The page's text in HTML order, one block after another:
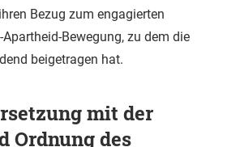
Bezug zum engagierten
Bewegung, zu dem die
beigetragen hat.
mit der
Ordnung des